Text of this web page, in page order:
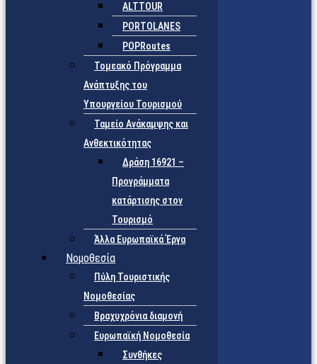
ALTTOUR
PORTOLANES
POPRoutes
Τομεακό Πρόγραμμα
Ανάπτυξης του
Υπουργείου Τουρισμού
Ταμείο Ανάκαμψης και
Ανθεκτικότητας
Δράση 16921 –
Προγράμματα
κατάρτισης στον
Τουρισμό
Άλλα Ευρωπαϊκά Έργα
Νομοθεσία
Πύλη Τουριστικής
Νομοθεσίας
Βραχυχρόνια διαμονή
Ευρωπαϊκή Νομοθεσία
Συνθήκες